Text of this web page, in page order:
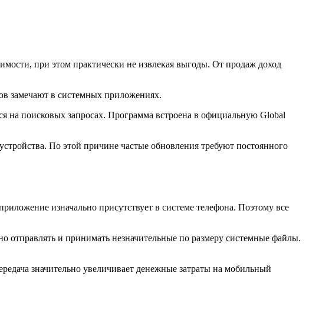
при этом практически не извлекая выгоды. От продаж доход
замечают в системных приложениях.
на поисковых запросах. Программа встроена в официальную Global
По этой причине частые обновления требуют постоянного
изначально присутствует в системе телефона. Поэтому все
отправлять и принимать незначительные по размеру системные файлы.
значительно увеличивает денежные затраты на мобильный